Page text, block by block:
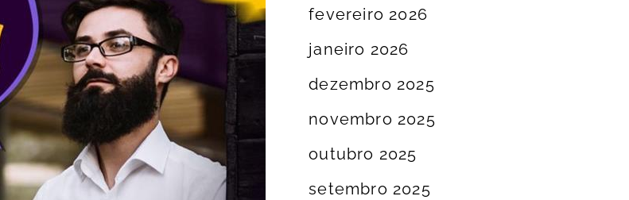
fevereiro 2026
janeiro 2026
dezembro 2025
novembro 2025
outubro 2025
setembro 2025